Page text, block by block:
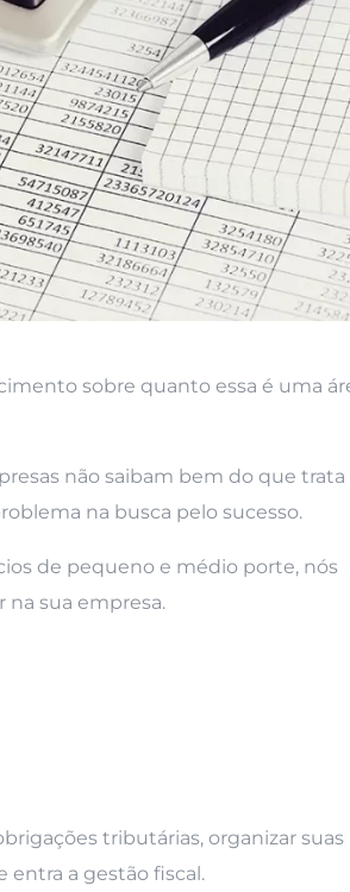
sobre quanto essa é uma
não saibam bem do que trata
na busca pelo sucesso.
de pequeno e médio porte, nós
sua empresa.
tributárias, organizar suas
entra a gestão fiscal.